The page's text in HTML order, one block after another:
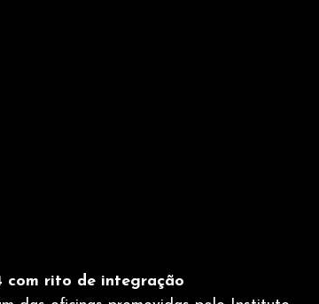
com rito de integração